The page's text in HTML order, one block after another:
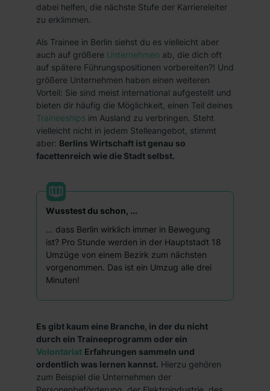
dabei helfen, die nächste Stufe der Karriereleiter
zu erklimmen.
Als Trainee in Berlin siehst du es vielleicht aber
auch auf größere Unternehmen ab, die dich oft
auf spätere Führungspositionen vorbereiten?! Und
größere Unternehmen haben einen weiteren
Vorteil: Sie sind meist international aufgestellt und
bieten dir häufig die Möglichkeit, einen Teil deines
Traineeships im Ausland zu verbringen. Steht
vielleicht nicht in jedem Stelleangebot, stimmt
aber: Berlins Wirtschaft ist genau so
facettenreich wie die Stadt selbst.
Wusstest du schon, ...
… dass Berlin wirklich immer in Bewegung
ist? Pro Stunde werden in der Hauptstadt 18
Umzüge von einem Bezirk zum nächsten
vorgenommen. Das ist ein Umzug alle drei
Minuten!
Es gibt kaum eine Branche, in der du nicht
durch ein Traineeprogramm oder ein
Volontariat Erfahrungen sammeln und
ordentlich was lernen kannst. Hierzu gehören
zum Beispiel die Unternehmen der